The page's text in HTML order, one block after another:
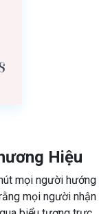
Hiệu
mọi người hướng
mọi người nhận